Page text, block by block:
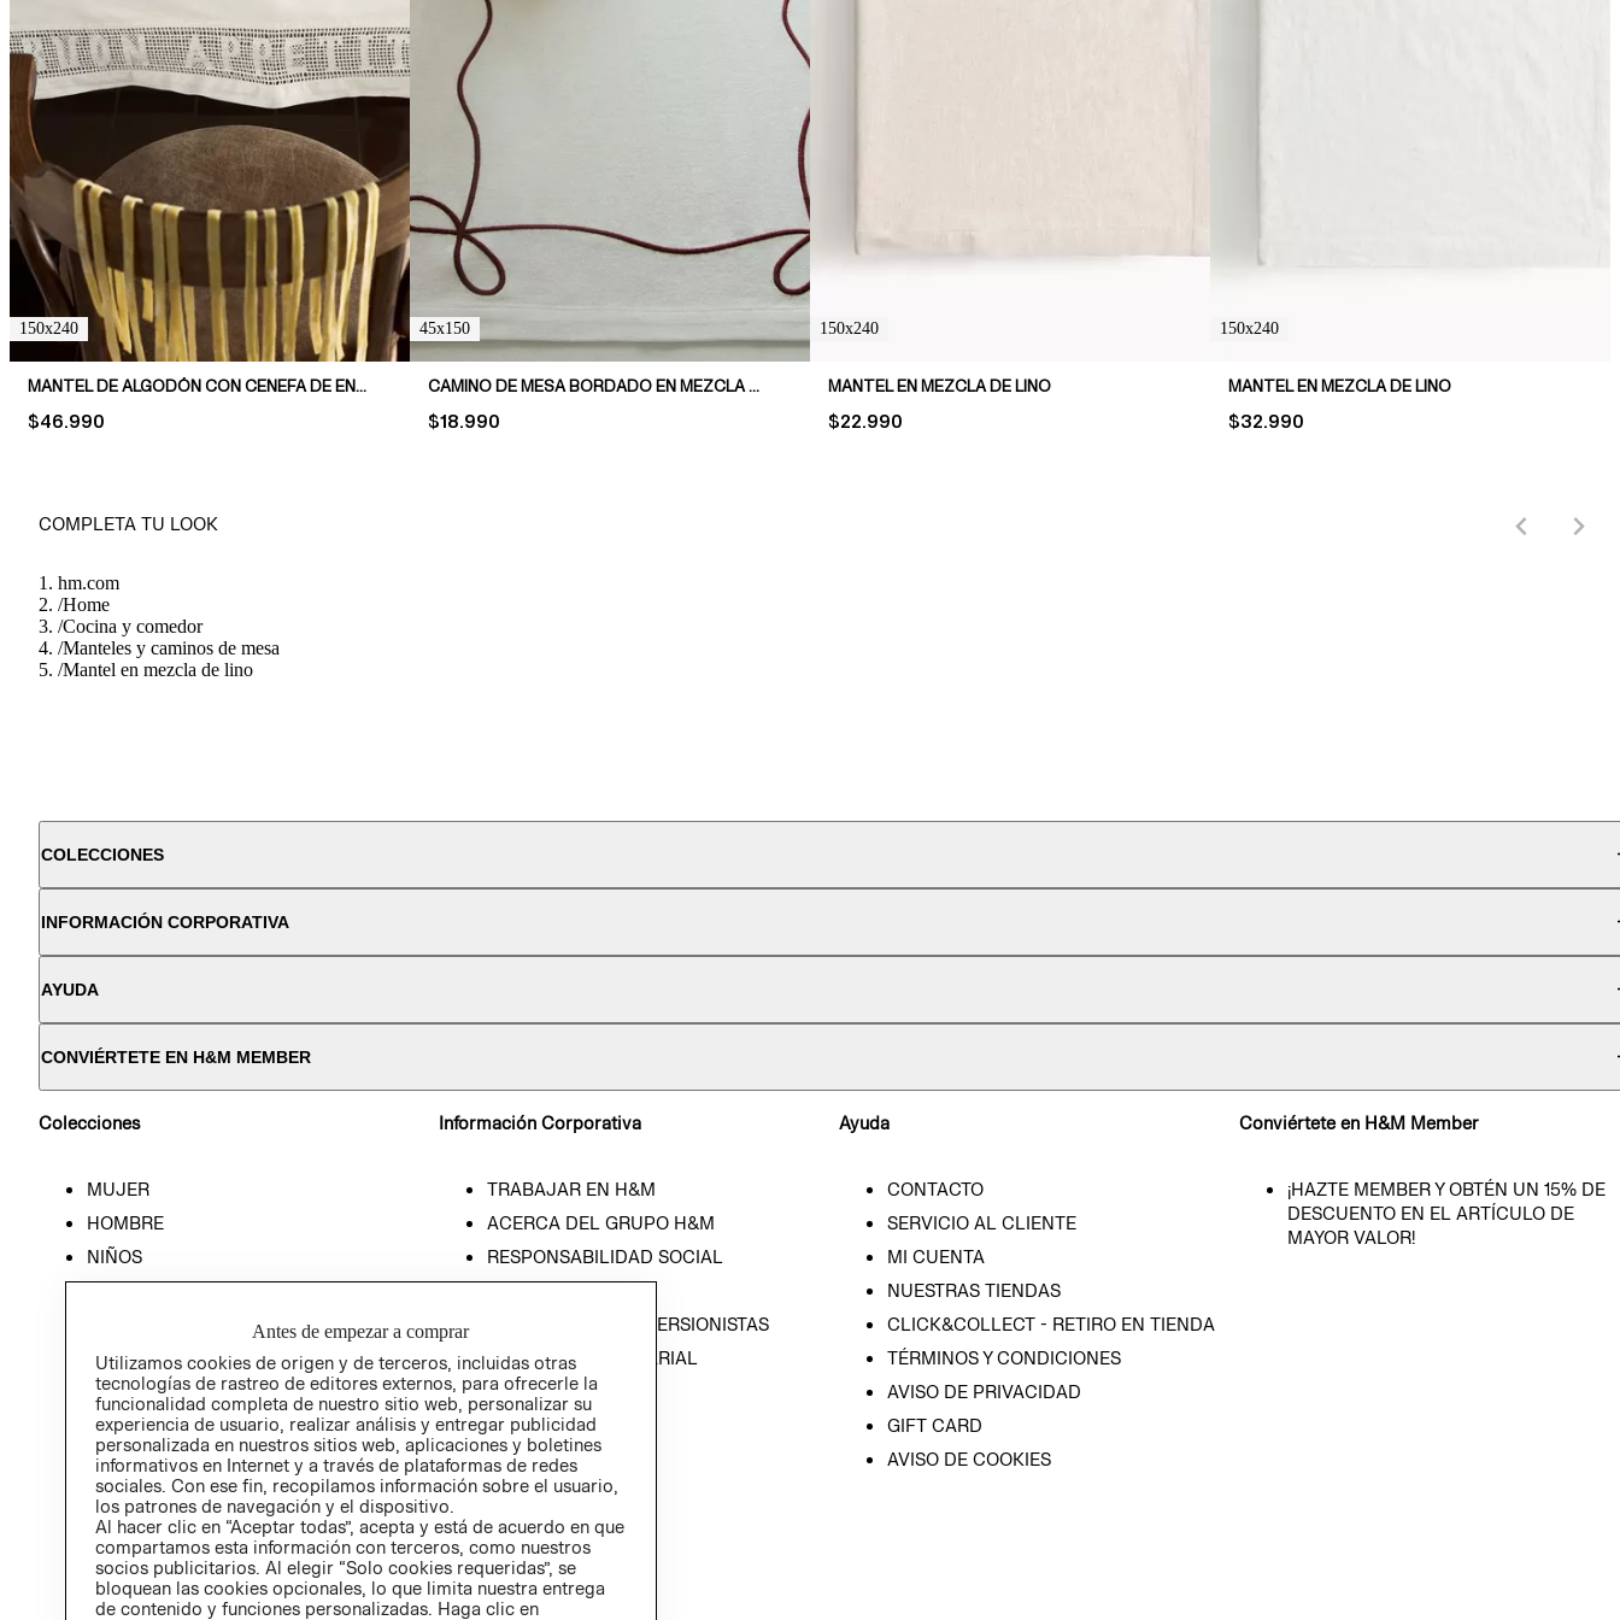
150x240
MANTEL DE ALGODÓN CON CENEFA DE ENCAJE
PRICE:
$46.990
45x150
CAMINO DE MESA BORDADO EN MEZCLA DE LINO
PRICE:
$18.990
150x240
MANTEL EN MEZCLA DE LINO
PRICE:
$22.990
150x240
MANTEL EN MEZCLA DE LINO
PRICE:
$32.990
COMPLETA TU LOOK
hm.com
/Home
/Cocina y comedor
/Manteles y caminos de mesa
/Mantel en mezcla de lino
COLECCIONES
INFORMACIÓN CORPORATIVA
AYUDA
CONVIÉRTETE EN H&M MEMBER
Colecciones
MUJER
HOMBRE
NIÑOS
Información Corporativa
TRABAJAR EN H&M
ACERCA DEL GRUPO H&M
RESPONSABILIDAD SOCIAL
RELACIÓN CON INVERSIONISTAS
POLÍTICA EMPRESARIAL
Ayuda
CONTACTO
SERVICIO AL CLIENTE
MI CUENTA
NUESTRAS TIENDAS
CLICK&COLLECT - RETIRO EN TIENDA
TÉRMINOS Y CONDICIONES
AVISO DE PRIVACIDAD
GIFT CARD
AVISO DE COOKIES
Conviértete en H&M Member
¡HAZTE MEMBER Y OBTÉN UN 15% DE
DESCUENTO EN EL ARTÍCULO DE
MAYOR VALOR!
Antes de empezar a comprar
Utilizamos cookies de origen y de terceros, incluidas otras
tecnologías de rastreo de editores externos, para ofrecerle la
funcionalidad completa de nuestro sitio web, personalizar su
experiencia de usuario, realizar análisis y entregar publicidad
personalizada en nuestros sitios web, aplicaciones y boletines
informativos en Internet y a través de plataformas de redes
sociales. Con ese fin, recopilamos información sobre el usuario,
los patrones de navegación y el dispositivo.
Al hacer clic en “Aceptar todas”, acepta y está de acuerdo en que
compartamos esta información con terceros, como nuestros
socios publicitarios. Al elegir “Solo cookies requeridas”, se
bloquean las cookies opcionales, lo que limita nuestra entrega
de contenido y funciones personalizadas. Haga clic en